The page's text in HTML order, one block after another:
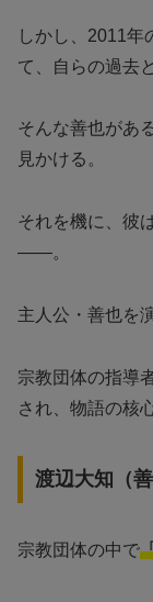
しかし、2011年
て、自らの過去
そんな善也があ
見かける。
それを機に、彼
——。
主人公・善也を
宗教団体の指導
され、物語の核
渡辺大知（善
宗教団体の中で